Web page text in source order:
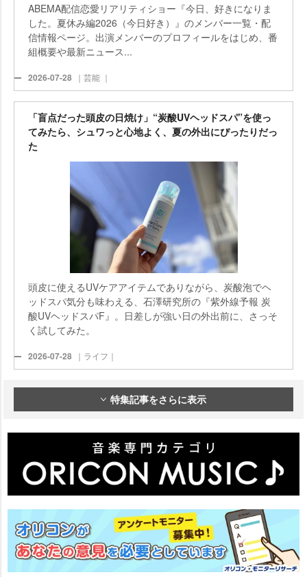
ABEMA配信恋愛リアリティショー『今日、好きになりま
した。夏休み編2026（今日好き）』のメンバー一覧・配
信情報ページ。出演メンバーのプロフィールをはじめ、番
組概要や最新ニュース...
2026-07-28 ｜芸能 ｜
「盲点だった頭皮の日焼け」“炭酸UVヘッドスパ”を使っ
てみたら、シュワっと心地よく、夏の外出にぴったりだっ
た
頭皮に使えるUVケアアイテムでありながら、炭酸泡でヘ
ッドスパ気分も味わえる、石澤研究所の『紫外線予報 炭
酸UVヘッドスパF』。日差しが強い日の外出前に、さっそ
く試してみた。
2026-07-28 ｜ライフ｜
特集記事をさらに表示